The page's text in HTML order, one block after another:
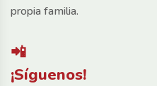
propia familia.
📲
¡Síguenos!